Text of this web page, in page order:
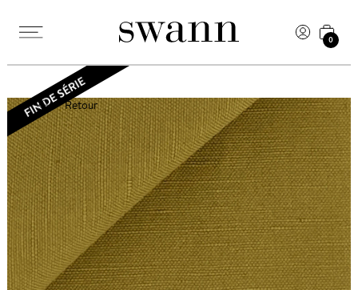
0
Retour